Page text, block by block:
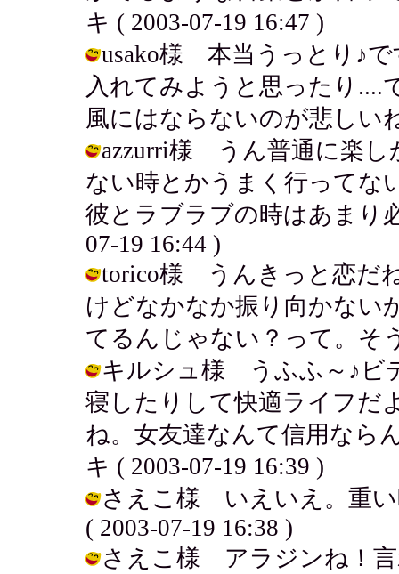
キ ( 2003-07-19 16:47 )
usako様 本当うっとり♪
入れてみようと思ったり....
風にはならないのが悲しい
azzurri様 うん普通に楽し
ない時とかうまく行って
彼とラブラブの時はあまり
07-19 16:44 )
torico様 うんきっと恋だ
けどなかなか振り向かない
てるんじゃない？って。そ
キルシュ様 うふふ～♪ビ
寝したりして快適ライフだ
ね。女友達なんて信用なら
キ ( 2003-07-19 16:39 )
さえこ様 いえいえ。重い
( 2003-07-19 16:38 )
さえこ様 アラジンね！